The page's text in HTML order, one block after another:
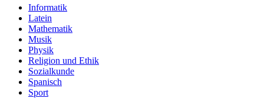
Informatik
Latein
Mathematik
Musik
Physik
Religion und Ethik
Sozialkunde
Spanisch
Sport